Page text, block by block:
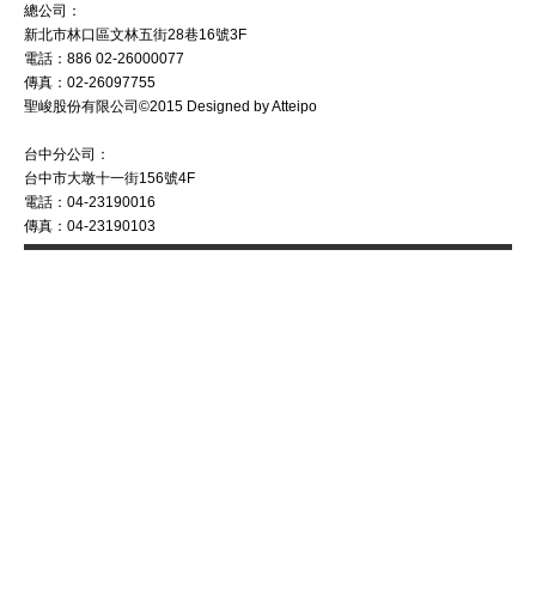
總公司：
新北市林口區文林五街28巷16號3F
電話：886 02-26000077
傳真：02-26097755
聖峻股份有限公司©2015 Designed by Atteipo
台中分公司：
台中市大墩十一街156號4F
電話：04-23190016
傳真：04-23190103